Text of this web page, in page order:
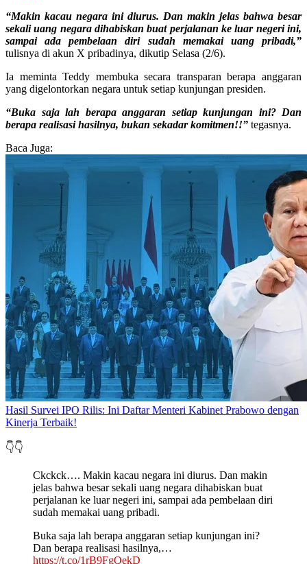
“Makin kacau negara ini diurus. Dan makin jelas bahwa besar
sekali uang negara dihabiskan buat perjalanan ke luar negeri ini,
sampai ada pembelaan diri sudah memakai uang pribadi,”
tulisnya di akun X pribadinya, dikutip Selasa (2/6).
Ia meminta Teddy membuka secara transparan berapa anggaran
yang digelontorkan negara untuk setiap kunjungan presiden.
“Buka saja lah berapa anggaran setiap kunjungan ini? Dan
berapa realisasi hasilnya, bukan sekadar komitmen!!” tegasnya.
Baca Juga:
Hasil Survei IPO Rilis: Ini Daftar Menteri Kabinet Prabowo dengan
Kinerja Terbaik!
👇👇
Ckckck…. Makin kacau negara ini diurus. Dan makin
jelas bahwa besar sekali uang negara dihabiskan buat
perjalanan ke luar negeri ini, sampai ada pembelaan diri
sudah memakai uang pribadi.
Buka saja lah berapa anggaran setiap kunjungan ini?
Dan berapa realisasi hasilnya,…
https://t.co/1rB9FgQekD